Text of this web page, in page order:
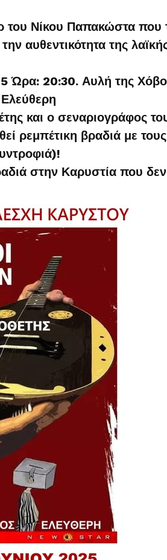
του Νίκου Παπακώστα που
αυθεντικότητα της
Ώρα: 20:30. Αυλή της
και ο σεναριογράφος
ρεμπέτικη βραδιά με
στην Καρυστία που